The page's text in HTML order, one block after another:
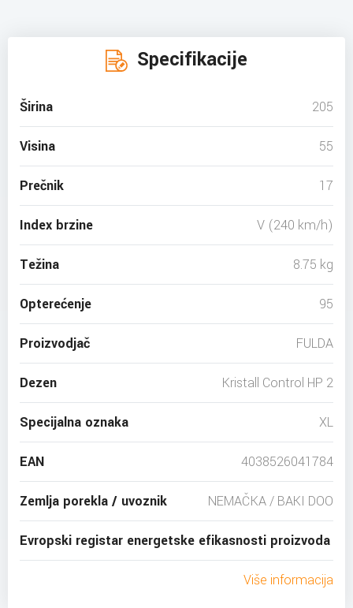
Specifikacije
Širina 205
Visina 55
Prečnik 17
Index brzine V (240 km/h)
Težina 8.75 kg
Opterećenje 95
Proizvodjač FULDA
Dezen Kristall Control HP 2
Specijalna oznaka XL
EAN 4038526041784
Zemlja porekla / uvoznik NEMAČKA / BAKI DOO
Evropski registar energetske efikasnosti proizvoda
Više informacija